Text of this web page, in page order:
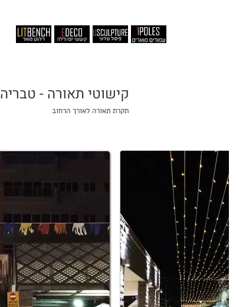
קישוטי תאורה - טבריה
תקרת תאורה לאורך הרחוב